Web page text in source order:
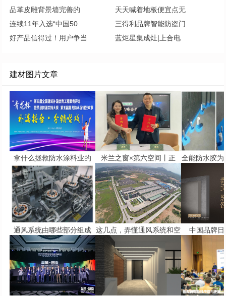
品革皮雕背景墙完善的
天天喊着地板便宜点无
连续11年入选“中国50
三得利品牌智能防盗门
好产品信得过！用户争当
蓝炬星集成灶|上合电
建材图片文章
拿什么拯救防水涂料业的 米兰之窗×第六空间丨正 全能防水胶
通风系统由哪些部分组成 这几点，弄懂通风系统和空 中国品牌